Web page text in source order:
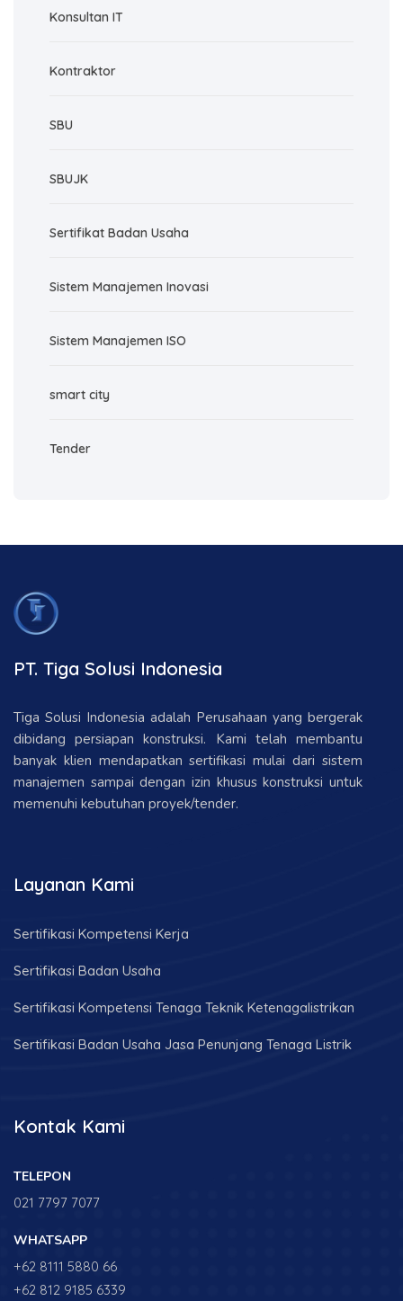
Konsultan IT
Kontraktor
SBU
SBUJK
Sertifikat Badan Usaha
Sistem Manajemen Inovasi
Sistem Manajemen ISO
smart city
Tender
PT. Tiga Solusi Indonesia
Tiga Solusi Indonesia adalah Perusahaan yang bergerak
dibidang persiapan konstruksi. Kami telah membantu
banyak klien mendapatkan sertifikasi mulai dari sistem
manajemen sampai dengan izin khusus konstruksi untuk
memenuhi kebutuhan proyek/tender.
Layanan Kami
Sertifikasi Kompetensi Kerja
Sertifikasi Badan Usaha
Sertifikasi Kompetensi Tenaga Teknik Ketenagalistrikan
Sertifikasi Badan Usaha Jasa Penunjang Tenaga Listrik
Kontak Kami
TELEPON
021 7797 7077
WHATSAPP
+62 8111 5880 66
+62 812 9185 6339